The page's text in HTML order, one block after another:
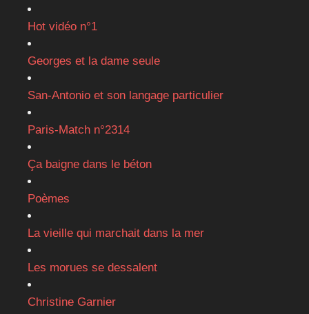
Hot vidéo n°1
Georges et la dame seule
San-Antonio et son langage particulier
Paris-Match n°2314
Ça baigne dans le béton
Poèmes
La vieille qui marchait dans la mer
Les morues se dessalent
Christine Garnier